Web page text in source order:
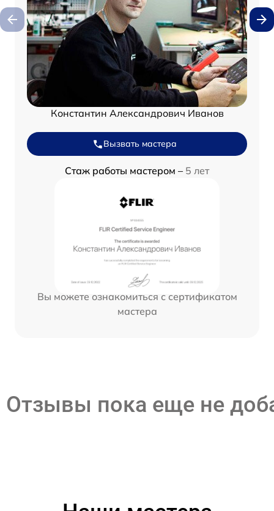
Константин Александрович Иванов
Вызвать мастера
Стаж работы мастером – 5 лет
Вы можете ознакомиться с сертификатом
мастера
Отзывы пока еще не